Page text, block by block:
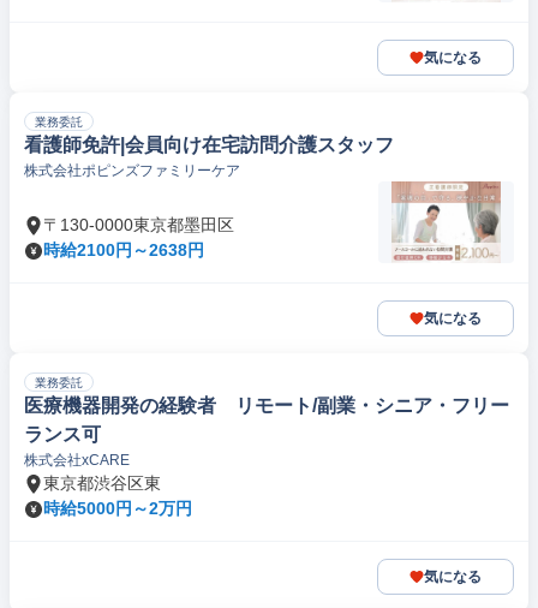
気になる
業務委託
看護師免許|会員向け在宅訪問介護スタッフ
株式会社ポピンズファミリーケア
〒130-0000東京都墨田区
時給2100円～2638円
気になる
業務委託
医療機器開発の経験者 リモート/副業・シニア・フリー
ランス可
株式会社xCARE
東京都渋谷区東
時給5000円～2万円
気になる